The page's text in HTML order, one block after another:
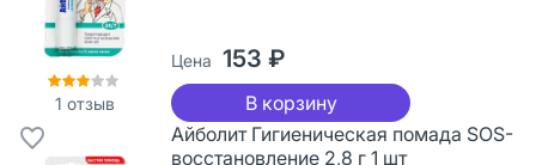
1 отзыв
Цена 153 ₽
В корзину
Айболит Гигиеническая помада SOS-
восстановление 2,8 г 1 шт